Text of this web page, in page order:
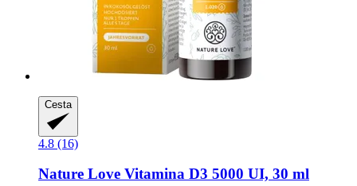
Cesta
4.8 (16)
Nature Love Vitamina D3 5000 UI, 30 ml